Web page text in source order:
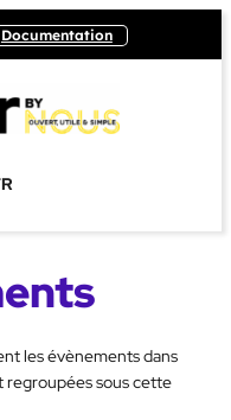
Documentation
les évènements dans
regroupées sous cette